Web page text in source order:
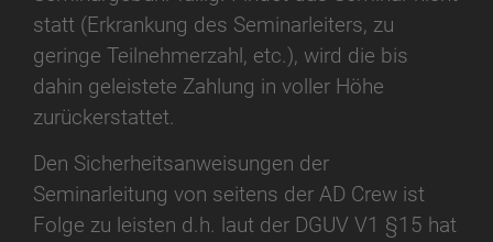
statt (Erkrankung des Seminarleiters, zu
geringe Teilnehmerzahl, etc.), wird die bis
dahin geleistete Zahlung in voller Höhe
zurückerstattet.
Den Sicherheitsanweisungen der
Seminarleitung von seitens der AD Crew ist
Folge zu leisten d.h. laut der DGUV V1 §15 hat